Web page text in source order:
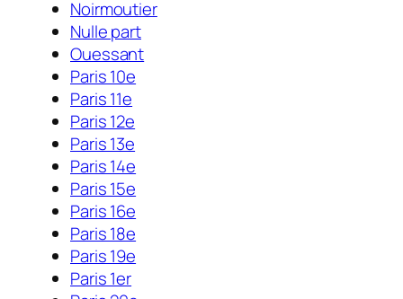
Noirmoutier
Nulle part
Ouessant
Paris 10e
Paris 11e
Paris 12e
Paris 13e
Paris 14e
Paris 15e
Paris 16e
Paris 18e
Paris 19e
Paris 1er